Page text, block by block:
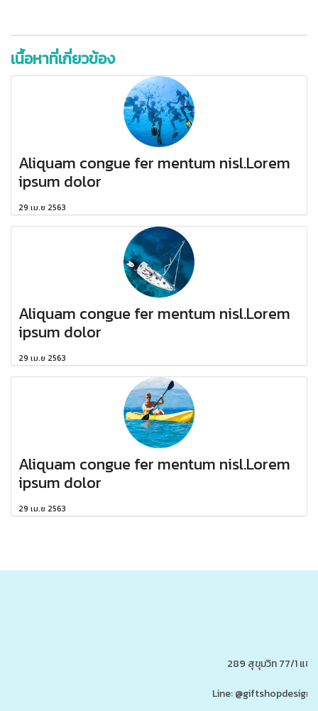
เนื้อหาที่เกี่ยวข้อง
Aliquam congue fer mentum nisl.Lorem
ipsum dolor
29 เม.ย 2563
Aliquam congue fer mentum nisl.Lorem
ipsum dolor
29 เม.ย 2563
Aliquam congue fer mentum nisl.Lorem
ipsum dolor
29 เม.ย 2563
289 สุขุมวิท 77/1 แข
Line: